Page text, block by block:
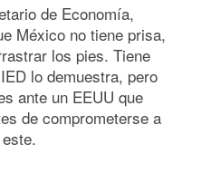
de Economía,
México no tiene prisa,
los pies. Tiene
lo demuestra, pero
ante un EEUU que
de comprometerse a